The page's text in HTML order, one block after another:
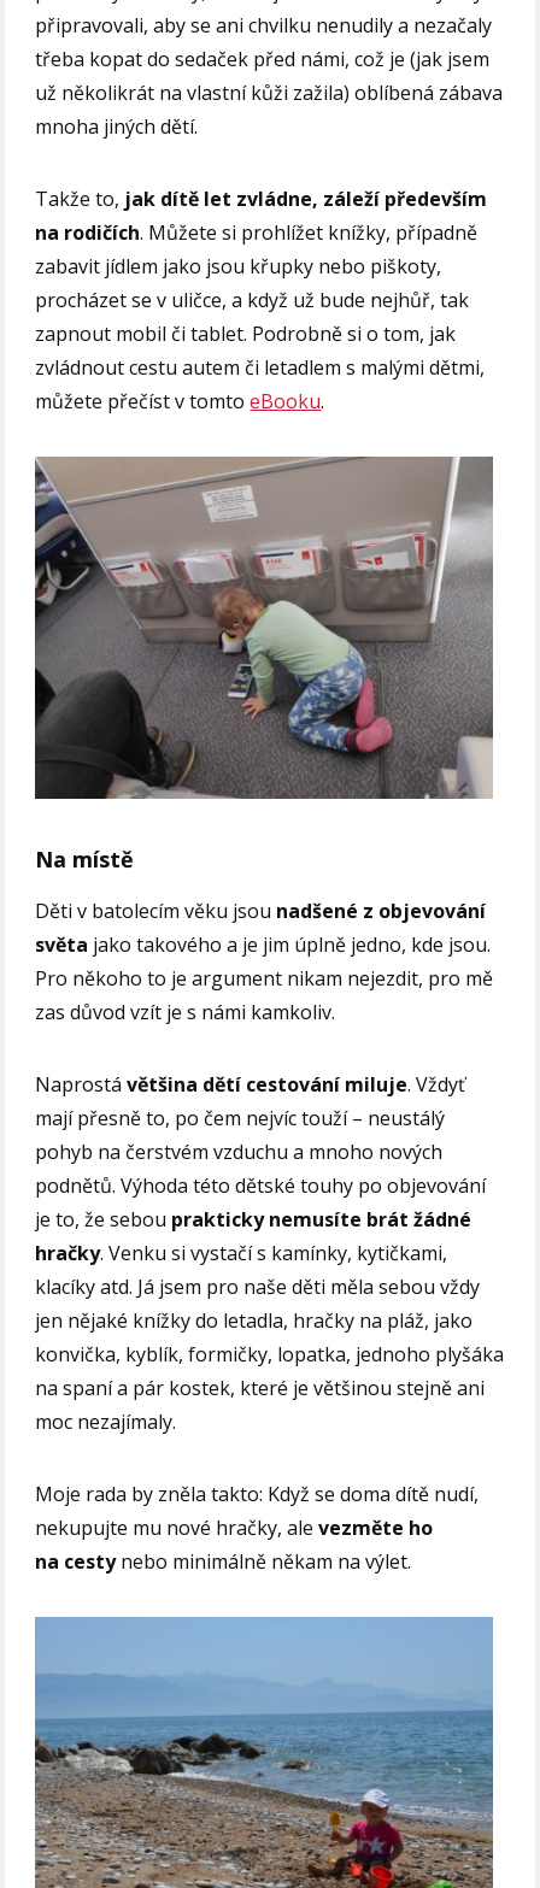
připravovali, aby se ani chvilku nenudily a nezačaly
třeba kopat do sedaček před námi, což je (jak jsem
už několikrát na vlastní kůži zažila) oblíbená zábava
mnoha jiných dětí.
Takže to, jak dítě let zvládne, záleží především
na rodičích. Můžete si prohlížet knížky, případně
zabavit jídlem jako jsou křupky nebo piškoty,
procházet se v uličce, a když už bude nejhůř, tak
zapnout mobil či tablet. Podrobně si o tom, jak
zvládnout cestu autem či letadlem s malými dětmi,
můžete přečíst v tomtoeBooku.
Na místě
Děti v batolecím věku jsou nadšené z objevování
světa jako takového a je jim úplně jedno, kde jsou.
Pro někoho to je argument nikam nejezdit, pro mě
zas důvod vzít je s námi kamkoliv.
Naprostávětšina dětí cestování miluje. Vždyť
mají přesně to, po čem nejvíc touží – neustálý
pohyb na čerstvém vzduchu a mnoho nových
podnětů. Výhoda této dětské touhy po objevování
je to, že sebou prakticky nemusíte brát žádné
hračky. Venku si vystačí s kamínky, kytičkami,
klacíky atd. Já jsem pro naše děti měla sebou vždy
jen nějaké knížky do letadla, hračky na pláž, jako
konvička, kyblík, formičky, lopatka, jednoho plyšáka
na spaní a pár kostek, které je většinou stejně ani
moc nezajímaly.
Moje rada by zněla takto: Když se doma dítě nudí,
nekupujte mu nové hračky, alevezměte ho
na cestynebo minimálně někam na výlet.